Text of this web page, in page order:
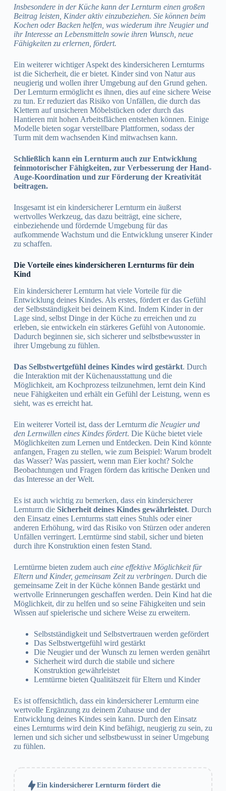
Insbesondere in der Küche kann der Lernturm einen großen
Beitrag leisten, Kinder aktiv einzubeziehen. Sie können beim
Kochen oder Backen helfen, was wiederum ihre Neugier und
ihr Interesse an Lebensmitteln sowie ihren Wunsch, neue
Fähigkeiten zu erlernen, fördert.
Ein weiterer wichtiger Aspekt des kindersicheren Lernturms
ist die Sicherheit, die er bietet. Kinder sind von Natur aus
neugierig und wollen ihrer Umgebung auf den Grund gehen.
Der Lernturm ermöglicht es ihnen, dies auf eine sichere Weise
zu tun. Er reduziert das Risiko von Unfällen, die durch das
Klettern auf unsicheren Möbelstücken oder durch das
Hantieren mit hohen Arbeitsflächen entstehen können. Einige
Modelle bieten sogar verstellbare Plattformen, sodass der
Turm mit dem wachsenden Kind mitwachsen kann.
Schließlich kann ein Lernturm auch zur Entwicklung
feinmotorischer Fähigkeiten, zur Verbesserung der Hand-
Auge-Koordination und zur Förderung der Kreativität
beitragen.
Insgesamt ist ein kindersicherer Lernturm ein äußerst
wertvolles Werkzeug, das dazu beiträgt, eine sichere,
einbeziehende und fördernde Umgebung für das
aufkommende Wachstum und die Entwicklung unserer Kinder
zu schaffen.
Die Vorteile eines kindersicheren Lernturms für dein
Kind
Ein kindersicherer Lernturm hat viele Vorteile für die
Entwicklung deines Kindes. Als erstes, fördert er das Gefühl
der Selbstständigkeit bei deinem Kind. Indem Kinder in der
Lage sind, selbst Dinge in der Küche zu erreichen und zu
erleben, sie entwickeln ein stärkeres Gefühl von Autonomie.
Dadurch beginnen sie, sich sicherer und selbstbewusster in
ihrer Umgebung zu fühlen.
Das Selbstwertgefühl deines Kindes wird gestärkt. Durch
die Interaktion mit der Küchenausstattung und die
Möglichkeit, am Kochprozess teilzunehmen, lernt dein Kind
neue Fähigkeiten und erhält ein Gefühl der Leistung, wenn es
sieht, was es erreicht hat.
Ein weiterer Vorteil ist, dass der Lernturm die Neugier und
den Lernwillen eines Kindes fördert. Die Küche bietet viele
Möglichkeiten zum Lernen und Entdecken. Dein Kind könnte
anfangen, Fragen zu stellen, wie zum Beispiel: Warum brodelt
das Wasser? Was passiert, wenn man Eier kocht? Solche
Beobachtungen und Fragen fördern das kritische Denken und
das Interesse an der Welt.
Es ist auch wichtig zu bemerken, dass ein kindersicherer
Lernturm die Sicherheit deines Kindes gewährleistet. Durch
den Einsatz eines Lernturms statt eines Stuhls oder einer
anderen Erhöhung, wird das Risiko von Stürzen oder anderen
Unfällen verringert. Lerntürme sind stabil, sicher und bieten
durch ihre Konstruktion einen festen Stand.
Lerntürme bieten zudem auch eine effektive Möglichkeit für
Eltern und Kinder, gemeinsam Zeit zu verbringen. Durch die
gemeinsame Zeit in der Küche können Bande gestärkt und
wertvolle Erinnerungen geschaffen werden. Dein Kind hat die
Möglichkeit, dir zu helfen und so seine Fähigkeiten und sein
Wissen auf spielerische und sichere Weise zu erweitern.
Selbstständigkeit und Selbstvertrauen werden gefördert
Das Selbstwertgefühl wird gestärkt
Die Neugier und der Wunsch zu lernen werden genährt
Sicherheit wird durch die stabile und sichere
Konstruktion gewährleistet
Lerntürme bieten Qualitätszeit für Eltern und Kinder
Es ist offensichtlich, dass ein kindersicherer Lernturm eine
wertvolle Ergänzung zu deinem Zuhause und der
Entwicklung deines Kindes sein kann. Durch den Einsatz
eines Lernturms wird dein Kind befähigt, neugierig zu sein, zu
lernen und sich sicher und selbstbewusst in seiner Umgebung
zu fühlen.
Ein kindersicherer Lernturm fördert die